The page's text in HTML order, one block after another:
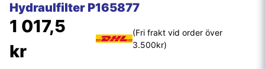
Hydraulfilter P165877
1 017,5
kr